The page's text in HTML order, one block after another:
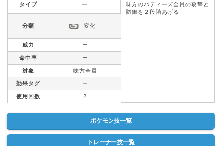
タイプ ー
味方のバディーズ全員の攻撃と
防御を２段階あげる
分類 変化
威力 ー
命中率 ー
対象 味方全員
効果タグ ー
使用回数 2
ポケモン技一覧
トレーナー技一覧